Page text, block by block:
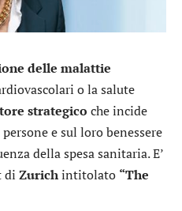
delle malattie
o la salute
strategico che incide
e sul loro benessere
della spesa sanitaria. E’
di Zurichintitolato “The